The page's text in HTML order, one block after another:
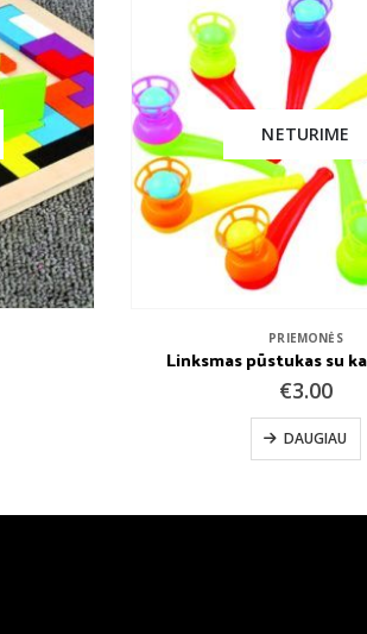
KNYGOS,PRIEMONĖS
€4.99
Į KREPŠELĮ